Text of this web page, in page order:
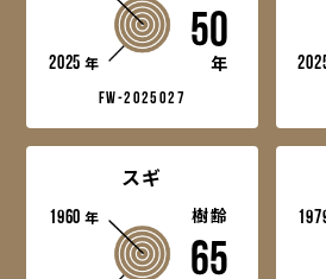
2025年
50
年
fw-2025027
スギ
1960年 樹齢
65